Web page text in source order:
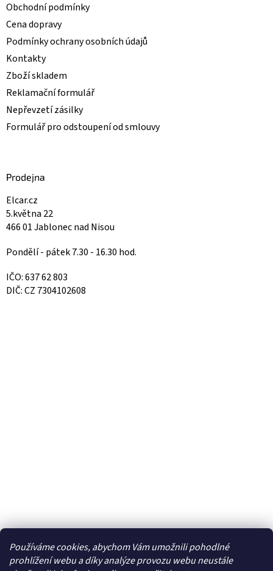
Používáme cookies, abychom Vám umožnili pohodlné
prohlížení webu a díky analýze provozu webu neustále
Obchodní podmínky
Cena dopravy
Podmínky ochrany osobních údajů
Kontakty
Zboží skladem
Reklamační formulář
Nepřevzetí zásilky
Formulář pro odstoupení od smlouvy
Prodejna
Elcar.cz
5.května 22
466 01 Jablonec nad Nisou
Pondělí - pátek 7.30 - 16.30 hod.
IČO: 637 62 803
DIČ: CZ 7304102608
Facebook